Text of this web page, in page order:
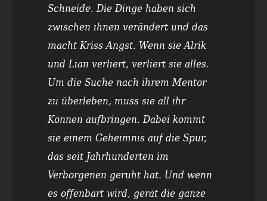
Schneide. Die Dinge haben sich
zwischen ihnen verändert und das
macht Kriss Angst. Wenn sie Alrik
und Lian verliert, verliert sie alles.
Um die Suche nach ihrem Mentor
zu überleben, muss sie all ihr
Können aufbringen. Dabei kommt
sie einem Geheimnis auf die Spur,
das seit Jahrhunderten im
Verborgenen geruht hat. Und wenn
es offenbart wird, gerät die ganze